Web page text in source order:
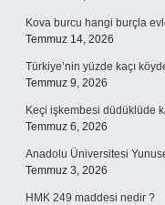
Kova burcu hangi burçla
Temmuz 14, 2026
Türkiye’nin yüzde kaçı
Temmuz 9, 2026
Keçi işkembesi düdüklüde
Temmuz 6, 2026
Anadolu Üniversitesi
Temmuz 3, 2026
HMK 249 maddesi nedir ?